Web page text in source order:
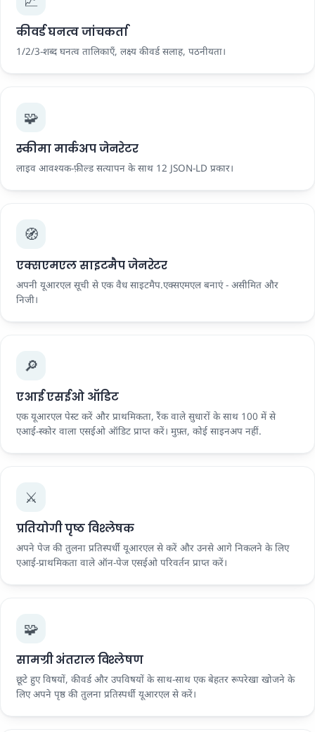
कीवर्ड घनत्व जांचकर्ता
1/2/3-शब्द घनत्व तालिकाएँ, लक्ष्य कीवर्ड सलाह, पठनीयता।
🧩
स्कीमा मार्कअप जेनरेटर
लाइव आवश्यक-फ़ील्ड सत्यापन के साथ 12 JSON-LD प्रकार।
🧭
एक्सएमएल साइटमैप जेनरेटर
अपनी यूआरएल सूची से एक वैध साइटमैप.एक्सएमएल बनाएं - असीमित और
निजी।
🔎
एआई एसईओ ऑडिट
एक यूआरएल पेस्ट करें और प्राथमिकता, रैंक वाले सुधारों के साथ 100 में से
एआई-स्कोर वाला एसईओ ऑडिट प्राप्त करें। मुफ़्त, कोई साइनअप नहीं.
⚔️
प्रतियोगी पृष्ठ विश्लेषक
अपने पेज की तुलना प्रतिस्पर्धी यूआरएल से करें और उनसे आगे निकलने के लिए
एआई-प्राथमिकता वाले ऑन-पेज एसईओ परिवर्तन प्राप्त करें।
🧩
सामग्री अंतराल विश्लेषण
छूटे हुए विषयों, कीवर्ड और उपविषयों के साथ-साथ एक बेहतर रूपरेखा खोजने के
लिए अपने पृष्ठ की तुलना प्रतिस्पर्धी यूआरएल से करें।